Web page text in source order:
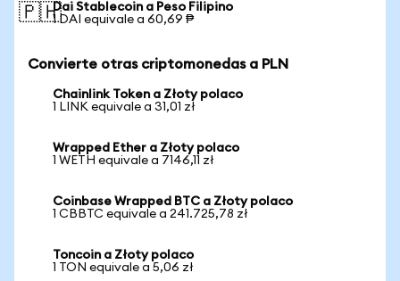
🇵🇭Dai Stablecoin a Peso Filipino
1 DAI equivale a 60,69 ₱
Convierte otras criptomonedas a PLN
Chainlink Token a Złoty polaco
1 LINK equivale a 31,01 zł
Wrapped Ether a Złoty polaco
1 WETH equivale a 7146,11 zł
Coinbase Wrapped BTC a Złoty polaco
1 CBBTC equivale a 241.725,78 zł
Toncoin a Złoty polaco
1 TON equivale a 5,06 zł